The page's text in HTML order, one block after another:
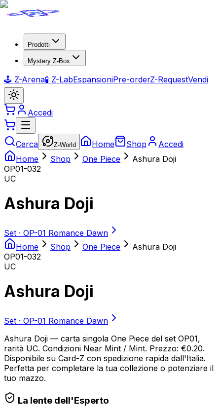
Prodotti
Mystery Z-Box
🕹️ Z-Arena🧪 Z-LabEspansioniPre-orderZ-RequestVendi
Accedi
Cerca Z-World Home Shop
Accedi
Home
Shop One Piece
Ashura Doji
OP01-032
UC
Ashura Doji
Set · OP-01 Romance Dawn
Home
Shop One Piece
Ashura Doji
OP01-032
UC
Ashura Doji
Set · OP-01 Romance Dawn
Ashura Doji — carta singola One Piece del set OP01,
rarità UC. Condizioni Near Mint / Mint. Prezzo: €0.20.
Disponibile su Card-Z con spedizione rapida dall'Italia.
Perfetta per completare la tua collezione o potenziare il
tuo mazzo.
La lente dell'Esperto